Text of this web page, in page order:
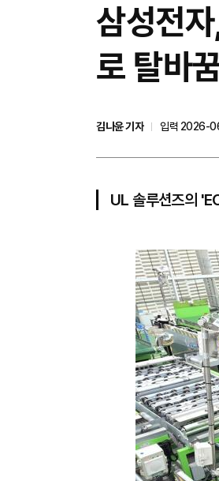
삼성전
로 탈바
김나윤 기자
입력 2026-
UL 솔루션즈의